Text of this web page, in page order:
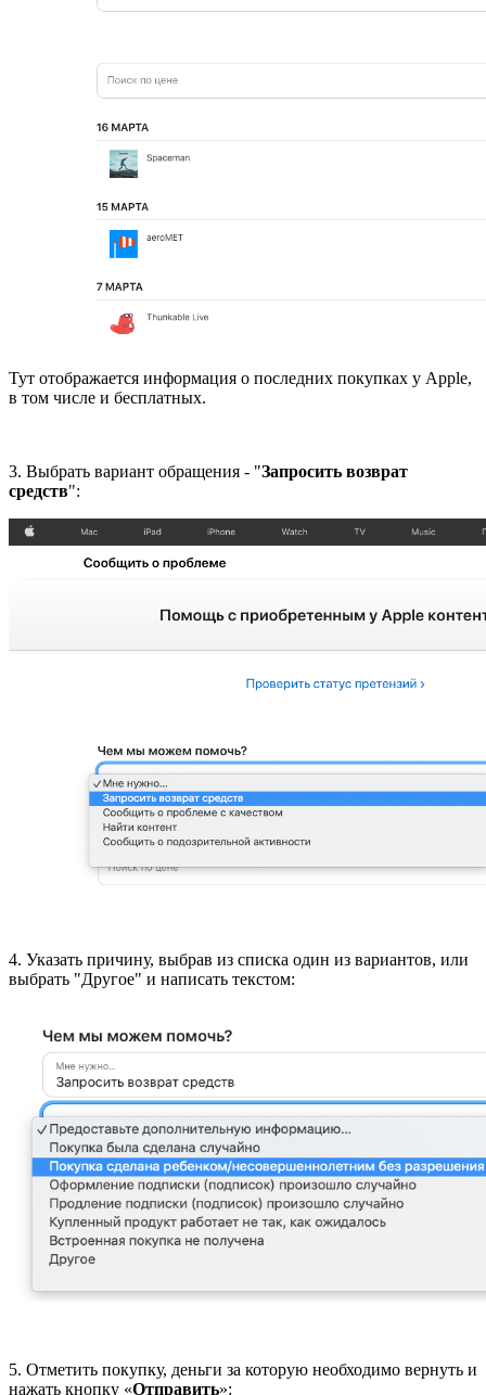
Тут отображается информация о последних покупках у Apple,
в том числе и бесплатных.
3. Выбрать вариант обращения - "Запросить возврат
средств":
4. Указать причину, выбрав из списка один из вариантов, или
выбрать "Другое" и написать текстом:
5. Отметить покупку, деньги за которую необходимо вернуть и
нажать кнопку «Отправить»: